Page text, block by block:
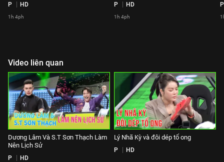
P HD
1h 4ph
P HD
1h 4ph
P
Video liên quan
Dương Lâm Và S.T Sơn Thạch Làm
Nên Lịch Sử
P HD
Lý Nhã Kỳ và đôi dép tổ ong
P HD